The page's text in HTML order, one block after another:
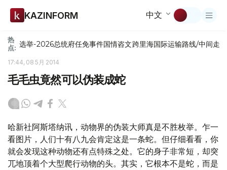
KAZINFORM 中文
热
点: 选举-2026总统府任免事件国情咨文跨里海国际运输路线/中间走廊
17:44, 08 5月 2014
毛毛虫竟然可以伪装成蛇
哈新社阿斯塔纳讯，动物界的伪装大师真是不胜枚举。乍一
看图片，人们十有八九会肯定这是一条蛇。但仔细看看，你
就会发现这种动物还有点特殊之处。它的身子非常短，却突
兀地顶着个大型爬行动物的头。其实，它根本不是蛇，而是